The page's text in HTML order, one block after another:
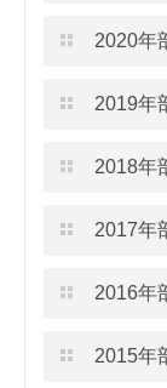
2020年
2019年
2018年
2017年
2016年
2015年